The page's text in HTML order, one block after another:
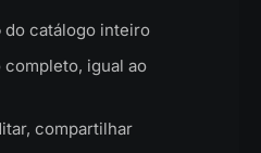
do catálogo inteiro
igual ao
compartilhar